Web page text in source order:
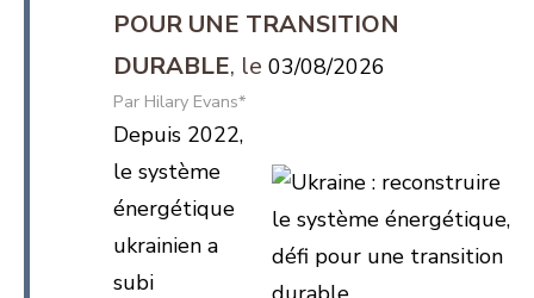
POUR UNE TRANSITION
DURABLE
03/08/2026
Hilary Evans*
Depuis 2022,
le système
énergétique
ukrainien a
subi